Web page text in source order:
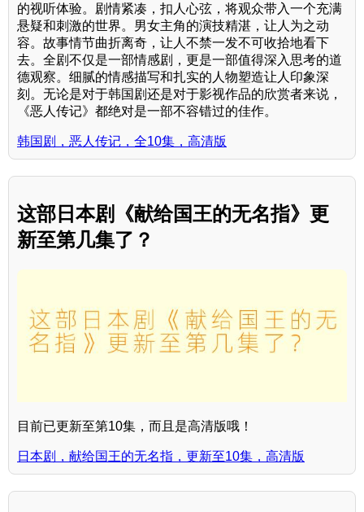
的视听体验。剧情紧凑，扣人心弦，将观众带入一个充满
悬疑和刺激的世界。男女主角的演技精湛，让人为之动
容。故事情节曲折离奇，让人不禁一发不可收拾地看下
去。全剧不仅是一部情感剧，更是一部值得深入思考的道
德观察。细腻的情感描写和扎实的人物塑造让人印象深
刻。无论是对于韩国剧还是对于影视作品的欣赏者来说，
《恶人传记》都绝对是一部不容错过的佳作。
韩国剧，恶人传记，全10集，高清版
这部日本剧《献给国王的无名指》更
新至第几集了？
目前已更新至第10集，而且是高清版哦！
日本剧，献给国王的无名指，更新至10集，高清版